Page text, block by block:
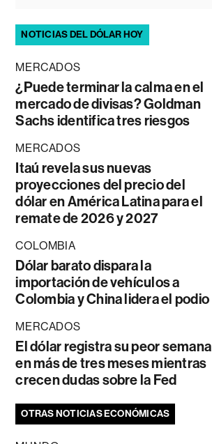
NOTICIAS DEL DÓLAR HOY
MERCADOS
¿Puede terminar la calma en el
mercado de divisas? Goldman
Sachs identifica tres riesgos
MERCADOS
Itaú revela sus nuevas
proyecciones del precio del
dólar en América Latina para el
remate de 2026 y 2027
COLOMBIA
Dólar barato dispara la
importación de vehículos a
Colombia y China lidera el podio
MERCADOS
El dólar registra su peor semana
en más de tres meses mientras
crecen dudas sobre la Fed
OTRAS NOTICIAS ECONÓMICAS